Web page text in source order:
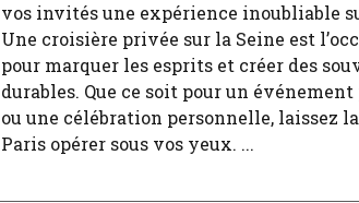
vos invités une expérience inoubliable
Une croisière privée sur la Seine est
pour marquer les esprits et créer des
durables. Que ce soit pour un
ou une célébration personnelle, laissez
Paris opérer sous vos yeux. ...